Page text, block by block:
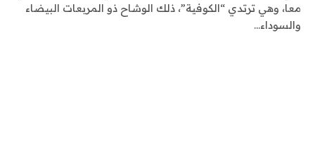
معا، وهي ترتدي “الكوفية”، ذلك الوشاح ذو المربعات البيضاء
والسوداء…